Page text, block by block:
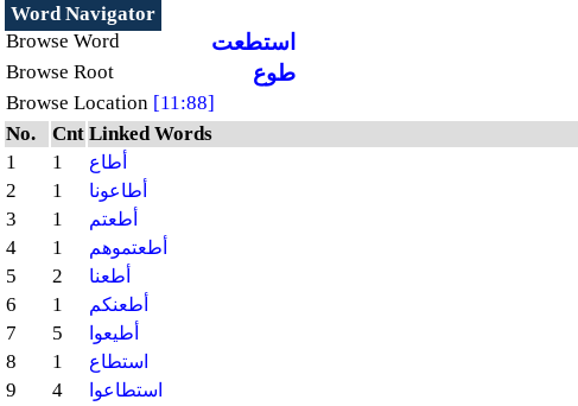
Word Navigator
Browse Word
استطعت
Browse Root طوع
Browse Location [11:88]
No.
Cnt Linked Words
1
1 أطاع
2 1 أطاعونا
3 1 أطعتم
4 1 أطعتموهم
5 2 أطعنا
6 1 أطعنكم
7 5 أطيعوا
8 1 استطاع
9 4 استطاعوا